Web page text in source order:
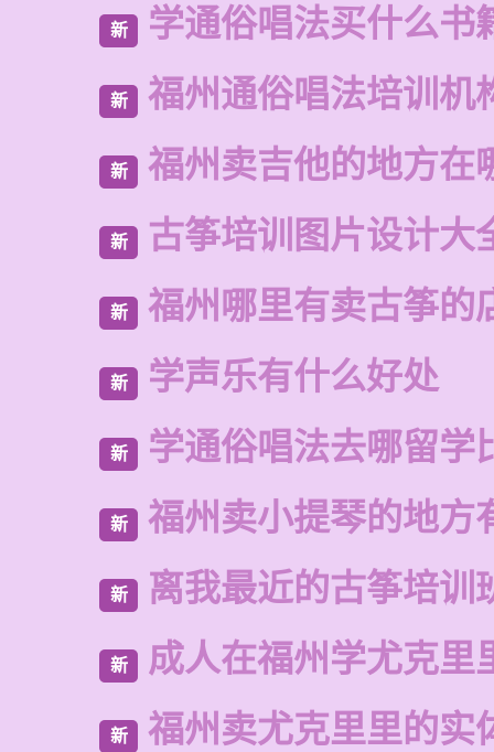
新 学通俗唱法买什么书
新 福州通俗唱法培训机
新 福州卖吉他的地方在
新 古筝培训图片设计大
新 福州哪里有卖古筝的
新 学声乐有什么好处
新 学通俗唱法去哪留学
新 福州卖小提琴的地方
新 离我最近的古筝培训
新 成人在福州学尤克里
新 福州卖尤克里里的实